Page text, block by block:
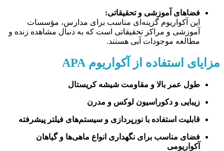
فضاهای آموزشی و تحقیقاتی:
این آکواریوم گزینه‌ای مناسب برای مدارس، مؤسسات
آموزشی و مراکز تحقیقاتی است که به دنبال مشاهده زنده و
مطالعه موجودات آبی هستند.
مزایای استفاده از آکواریوم APA
طول عمر بالا و مقاومت شیشه کریستال
زیبایی و دکوراسیون لوکس و مدرن
قابلیت استفاده با نورپردازی و سیستم‌های فیلتر پیشرفته
فضای مناسب برای نگهداری انواع ماهی‌ها و گیاهان
آکواریومی